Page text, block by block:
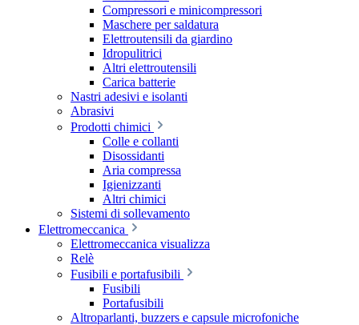
Compressori e minicompressori
Maschere per saldatura
Elettroutensili da giardino
Idropulitrici
Altri elettroutensili
Carica batterie
Nastri adesivi e isolanti
Abrasivi
Prodotti chimici
Colle e collanti
Disossidanti
Aria compressa
Igienizzanti
Altri chimici
Sistemi di sollevamento
Elettromeccanica
Elettromeccanica visualizza
Relè
Fusibili e portafusibili
Fusibili
Portafusibili
Altroparlanti, buzzers e capsule microfoniche